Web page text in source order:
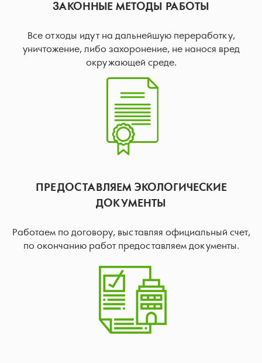
ЗАКОННЫЕ МЕТОДЫ РАБОТЫ
Все отходы идут на дальнейшую переработку,
уничтожение, либо захоронение, не нанося вред
окружающей среде.
ПРЕДОСТАВЛЯЕМ ЭКОЛОГИЧЕСКИЕ
ДОКУМЕНТЫ
Работаем по договору, выставляя официальный счет,
по окончанию работ предоставляем документы.